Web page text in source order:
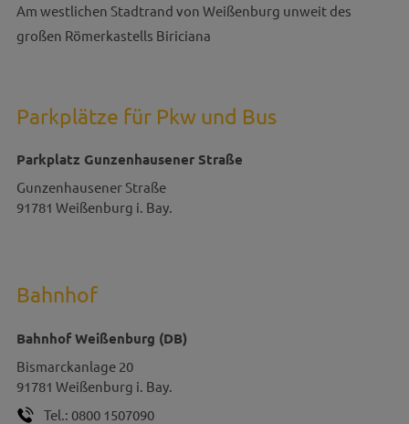
Am westlichen Stadtrand von Weißenburg unweit des
großen Römerkastells Biriciana
Parkplätze für Pkw und Bus
Parkplatz Gunzenhausener Straße
Gunzenhausener Straße
91781 Weißenburg i. Bay.
Bahnhof
Bahnhof Weißenburg (DB)
Bismarckanlage 20
91781 Weißenburg i. Bay.
Tel.: 0800 1507090